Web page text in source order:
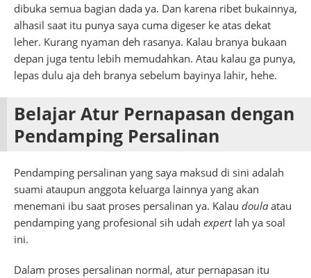
dibuka semua bagian dada ya. Dan karena ribet bukainnya,
alhasil saat itu punya saya cuma digeser ke atas dekat
leher. Kurang nyaman deh rasanya. Kalau branya bukaan
depan juga tentu lebih memudahkan. Atau kalau ga punya,
lepas dulu aja deh branya sebelum bayinya lahir, hehe.
Belajar Atur Pernapasan dengan
Pendamping Persalinan
Pendamping persalinan yang saya maksud di sini adalah
suami ataupun anggota keluarga lainnya yang akan
menemani ibu saat proses persalinan ya. Kalau doula atau
pendamping yang profesional sih udah expertlah ya soal
ini.
Dalam proses persalinan normal, atur pernapasan itu